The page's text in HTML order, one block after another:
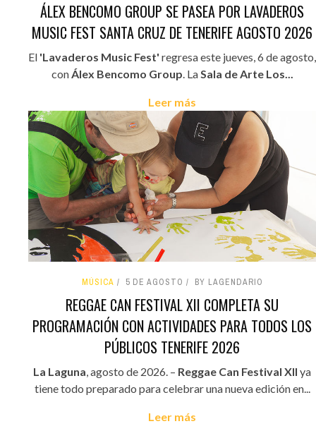
ÁLEX BENCOMO GROUP SE PASEA POR LAVADEROS
MUSIC FEST SANTA CRUZ DE TENERIFE AGOSTO 2026
El 'Lavaderos Music Fest' regresa este jueves, 6 de agosto,
conÁlex Bencomo Group. LaSala de Arte Los...
Leer más
MÚSICA 5 DE AGOSTO BY LAGENDARIO
REGGAE CAN FESTIVAL XII COMPLETA SU
PROGRAMACIÓN CON ACTIVIDADES PARA TODOS LOS
PÚBLICOS TENERIFE 2026
La Laguna, agosto de 2026. – Reggae Can Festival XII ya
tiene todo preparado para celebrar una nueva edición en...
Leer más